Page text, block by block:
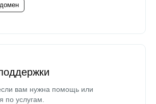
вам нужна помощь или
по услугам.